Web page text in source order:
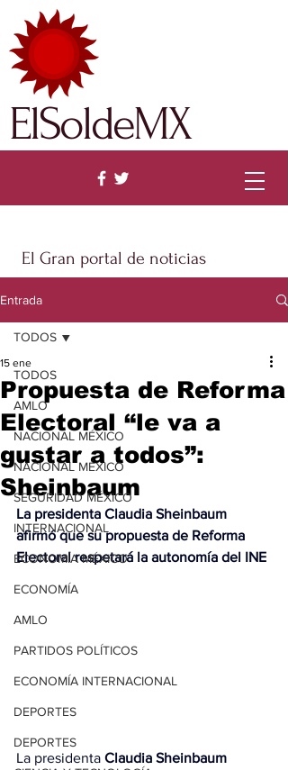
El Gran portal de noticias
ElSoldeMX
Entrada
TODOS
AMLO
NACIONAL MÉXICO
NACIONAL MÉXICO
SEGURIDAD MÉXICO
INTERNACIONAL
ECONOMÍA MÉXICO
ECONOMÍA
AMLO
PARTIDOS POLÍTICOS
ECONOMÍA INTERNACIONAL
DEPORTES
DEPORTES
TODOS
Propuesta de Reforma
Electoral “le va a
gustar a todos”:
Sheinbaum
15 ene
La presidenta Claudia Sheinbaum
afirmó que su propuesta de Reforma
Electoral respetará la autonomía del INE
La presidenta Claudia Sheinbaum